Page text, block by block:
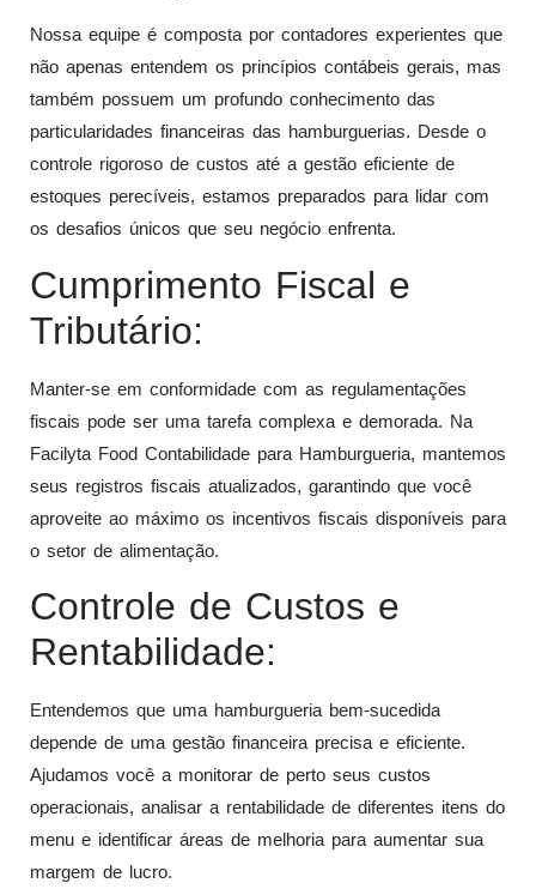
Nossa equipe é composta por contadores experientes que
não apenas entendem os princípios contábeis gerais, mas
também possuem um profundo conhecimento das
particularidades financeiras das hamburguerias. Desde o
controle rigoroso de custos até a gestão eficiente de
estoques perecíveis, estamos preparados para lidar com
os desafios únicos que seu negócio enfrenta.
Cumprimento Fiscal e
Tributário:
Manter-se em conformidade com as regulamentações
fiscais pode ser uma tarefa complexa e demorada. Na
Facilyta Food Contabilidade para Hamburgueria, mantemos
seus registros fiscais atualizados, garantindo que você
aproveite ao máximo os incentivos fiscais disponíveis para
o setor de alimentação.
Controle de Custos e
Rentabilidade:
Entendemos que uma hamburgueria bem-sucedida
depende de uma gestão financeira precisa e eficiente.
Ajudamos você a monitorar de perto seus custos
operacionais, analisar a rentabilidade de diferentes itens do
menu e identificar áreas de melhoria para aumentar sua
margem de lucro.